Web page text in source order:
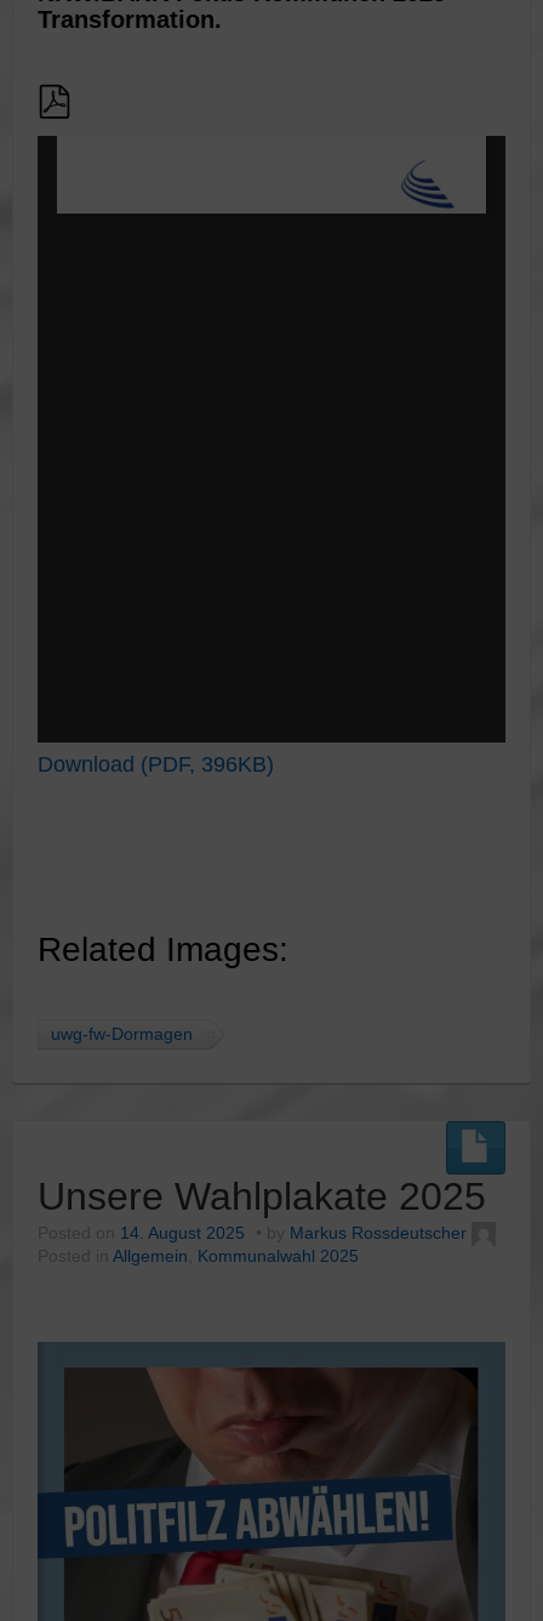
Transformation.
Download (PDF, 396KB)
Related Images:
uwg-fw-Dormagen
Unsere Wahlplakate 2025
14. August 2025
Markus Rossdeutscher
Allgemein Kommunalwahl 2025